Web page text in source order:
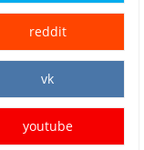
reddit
vk
youtube